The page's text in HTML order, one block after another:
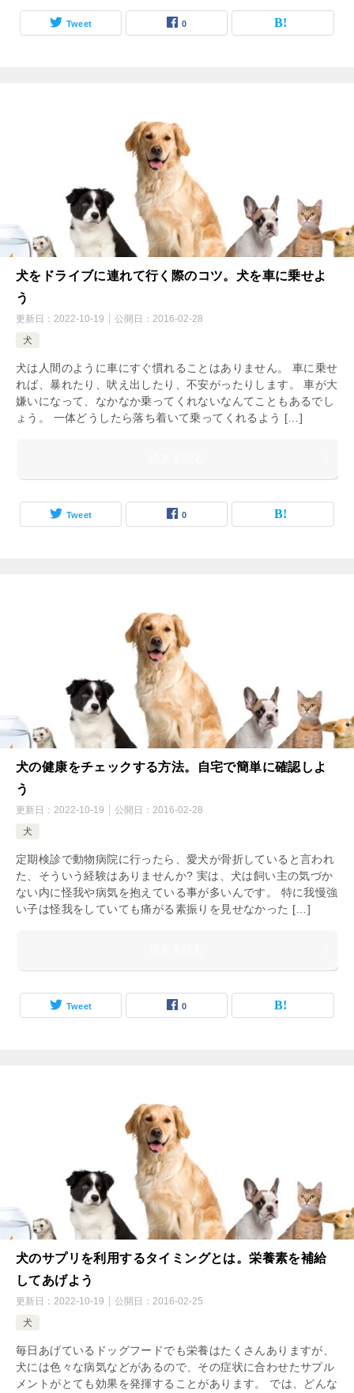
Tweet 0
犬をドライブに連れて行く際のコツ。犬を車に乗せよ
う
更新日： 2022-10-19 公開日： 2016-02-28
犬
犬は人間のように車にすぐ慣れることはありません。 車に乗せ
れば、暴れたり、吠え出したり、不安がったりします。 車が大
嫌いになって、なかなか乗ってくれないなんてこともあるでし
ょう。 一体どうしたら落ち着いて乗ってくれるよう […]
Tweet 0
犬の健康をチェックする方法。自宅で簡単に確認しよ
う
更新日： 2022-10-19 公開日： 2016-02-28
犬
定期検診で動物病院に行ったら、愛犬が骨折していると言われ
た、そういう経験はありませんか? 実は、犬は飼い主の気づか
ない内に怪我や病気を抱えている事が多いんです。 特に我慢強
い子は怪我をしていても痛がる素振りを見せなかった […]
Tweet 0
犬のサプリを利用するタイミングとは。栄養素を補給
してあげよう
更新日： 2022-10-19 公開日： 2016-02-25
犬
毎日あげているドッグフードでも栄養はたくさんありますが、
犬には色々な病気などがあるので、その症状に合わせたサプル
メントがとても効果を発揮することがあります。 では、どんな